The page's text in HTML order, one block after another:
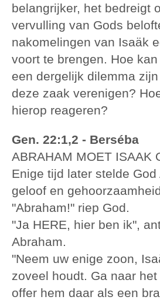
belangrijker, het bedreigt
vervulling van Gods
nakomelingen van Isaäk
voort te brengen. Hoe
een dergelijk dilemma
deze zaak verenigen?
hierop reageren?
Gen. 22:1,2 - Berséba
ABRAHAM MOET ISAAK
Enige tijd later stelde God
geloof en
"Abraham!" riep God.
"Ja HERE, hier ben ik",
Abraham.
"Neem uw enige zoon,
zoveel houdt. Ga naar
offer hem daar als een